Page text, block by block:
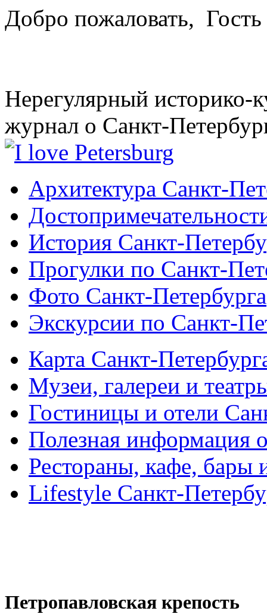
Добро пожаловать, Гость
Нерегулярный историко-
журнал о Санкт-
Архитектура Санкт-
История Санкт-
Прогулки по Санкт-
Фото Санкт-Петербурга
Экскурсии по Санкт-
Карта Санкт-
Музеи, галереи и
Гостиницы и отели
Полезная информация
Рестораны, кафе, бары
Lifestyle Санкт-
Петропавловская крепость